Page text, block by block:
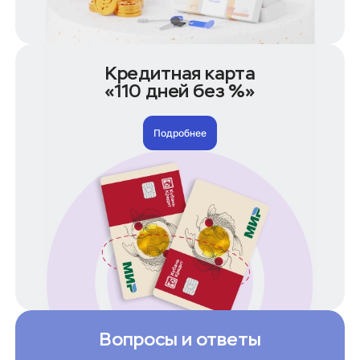
На долгий срок
Кредиты по сумме
50 000 рублей
100 000 рублей
150 000 рублей
200 000 рублей
300 000 рублей
400 000 рублей
500 000 рублей
600 000 рублей
700 000 рублей
1 000 000 рублей
1 500 000 рублей
Кредиты по условиям
Без справки 2-НДФЛ
Без отказа на карту
Без посещения банка
Кредитная карта
«110 дней без %»
Подробнее
Вопросы и ответы